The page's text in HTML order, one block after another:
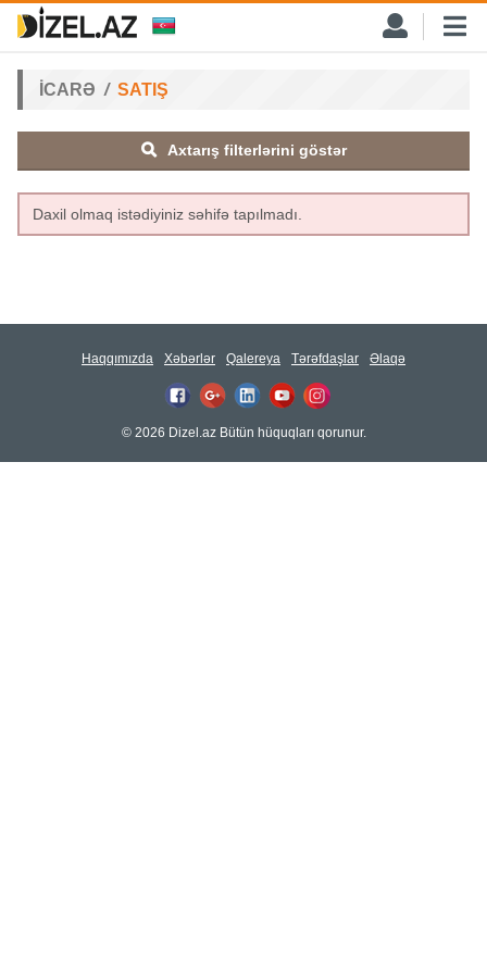
İCARƏ SATIŞ
Axtarış filterlərini göstər
Daxil olmaq istədiyiniz səhifə tapılmadı.
Haqqımızda Xəbərlər Qalereya Tərəfdaşlar Əlaqə
© 2026 Dizel.az Bütün hüquqları qorunur.